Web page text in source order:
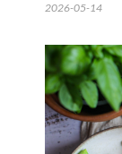
2026-05-14